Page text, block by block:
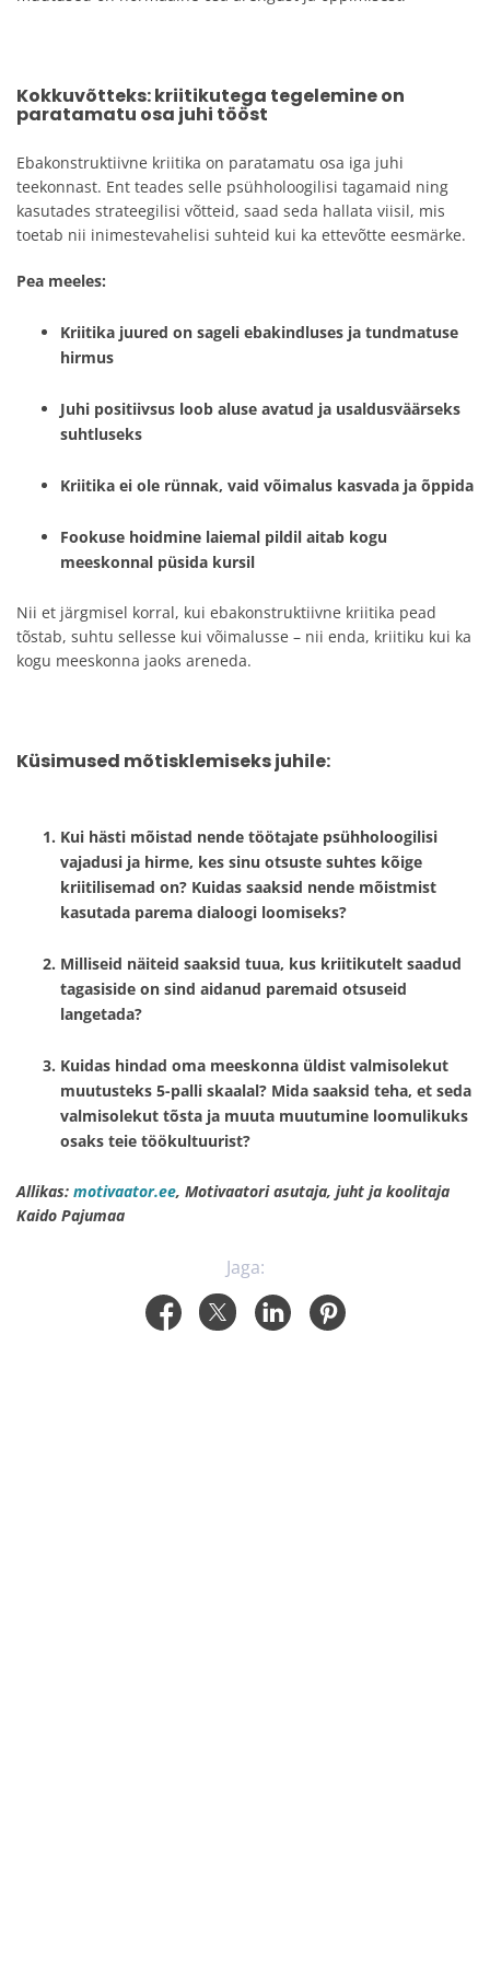
Kokkuvõtteks: kriitikutega tegelemine on
paratamatu osa juhi tööst
Ebakonstruktiivne kriitika on paratamatu osa iga juhi
teekonnast. Ent teades selle psühholoogilisi tagamaid ning
kasutades strateegilisi võtteid, saad seda hallata viisil, mis
toetab nii inimestevahelisi suhteid kui ka ettevõtte eesmärke.
Pea meeles:
Kriitika juured on sageli ebakindluses ja tundmatuse
hirmus
Juhi positiivsus loob aluse avatud ja usaldusväärseks
suhtluseks
Kriitika ei ole rünnak, vaid võimalus kasvada ja õppida
Fookuse hoidmine laiemal pildil aitab kogu
meeskonnal püsida kursil
Nii et järgmisel korral, kui ebakonstruktiivne kriitika pead
tõstab, suhtu sellesse kui võimalusse – nii enda, kriitiku kui ka
kogu meeskonna jaoks areneda.
Küsimused mõtisklemiseks juhile:
Kui hästi mõistad nende töötajate psühholoogilisi
vajadusi ja hirme, kes sinu otsuste suhtes kõige
kriitilisemad on? Kuidas saaksid nende mõistmist
kasutada parema dialoogi loomiseks?
Milliseid näiteid saaksid tuua, kus kriitikutelt saadud
tagasiside on sind aidanud paremaid otsuseid
langetada?
Kuidas hindad oma meeskonna üldist valmisolekut
muutusteks 5-palli skaalal? Mida saaksid teha, et seda
valmisolekut tõsta ja muuta muutumine loomulikuks
osaks teie töökultuurist?
Allikas: motivaator.ee, Motivaatori asutaja, juht ja koolitaja
Kaido Pajumaa
Jaga: